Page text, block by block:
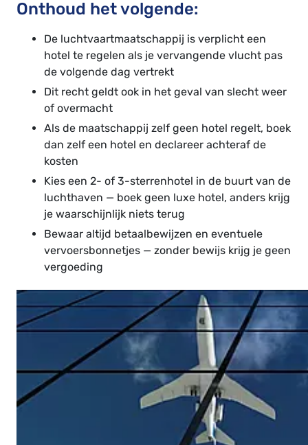
Onthoud het volgende:
De luchtvaartmaatschappij is verplicht een
hotel te regelen als je vervangende vlucht pas
de volgende dag vertrekt
Dit recht geldt ook in het geval van slecht weer
of overmacht
Als de maatschappij zelf geen hotel regelt, boek
dan zelf een hotel en declareer achteraf de
kosten
Kies een 2- of 3-sterrenhotel in de buurt van de
luchthaven — boek geen luxe hotel, anders krijg
je waarschijnlijk niets terug
Bewaar altijd betaalbewijzen en eventuele
vervoersbonnetjes — zonder bewijs krijg je geen
vergoeding